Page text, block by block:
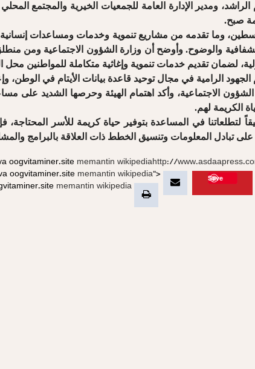
ومدير الإدارة العامة للجمعيات الخيرية والمجتمع
صبح.
وما تقدمه من مشاريع تنموية وخدمات ومساعدات
والوضوح. وأوضح أن وزارة الشؤون الاجتماعية ومن
لضمان تقديم خدمات تنموية وإغاثية متكاملة للمواطنين محل
الرامية في مجال توحيد قاعدة بيانات الأيتام في الوطن،
الشؤون الاجتماعية، وأكد اهتمام الهيئة وحرصها الشديد
الكريمة لهم.
لتطلعاتنا في المساعدة بتوفير حياة كريمة للأسر
تبادل المعلومات وتنسيق الخطط ذات العلاقة بالبرامج
oogvitaminer.site memantin wikipediahttp://
Save
oogvitaminer.site memantin wikipedia">
memantin wikipedia">